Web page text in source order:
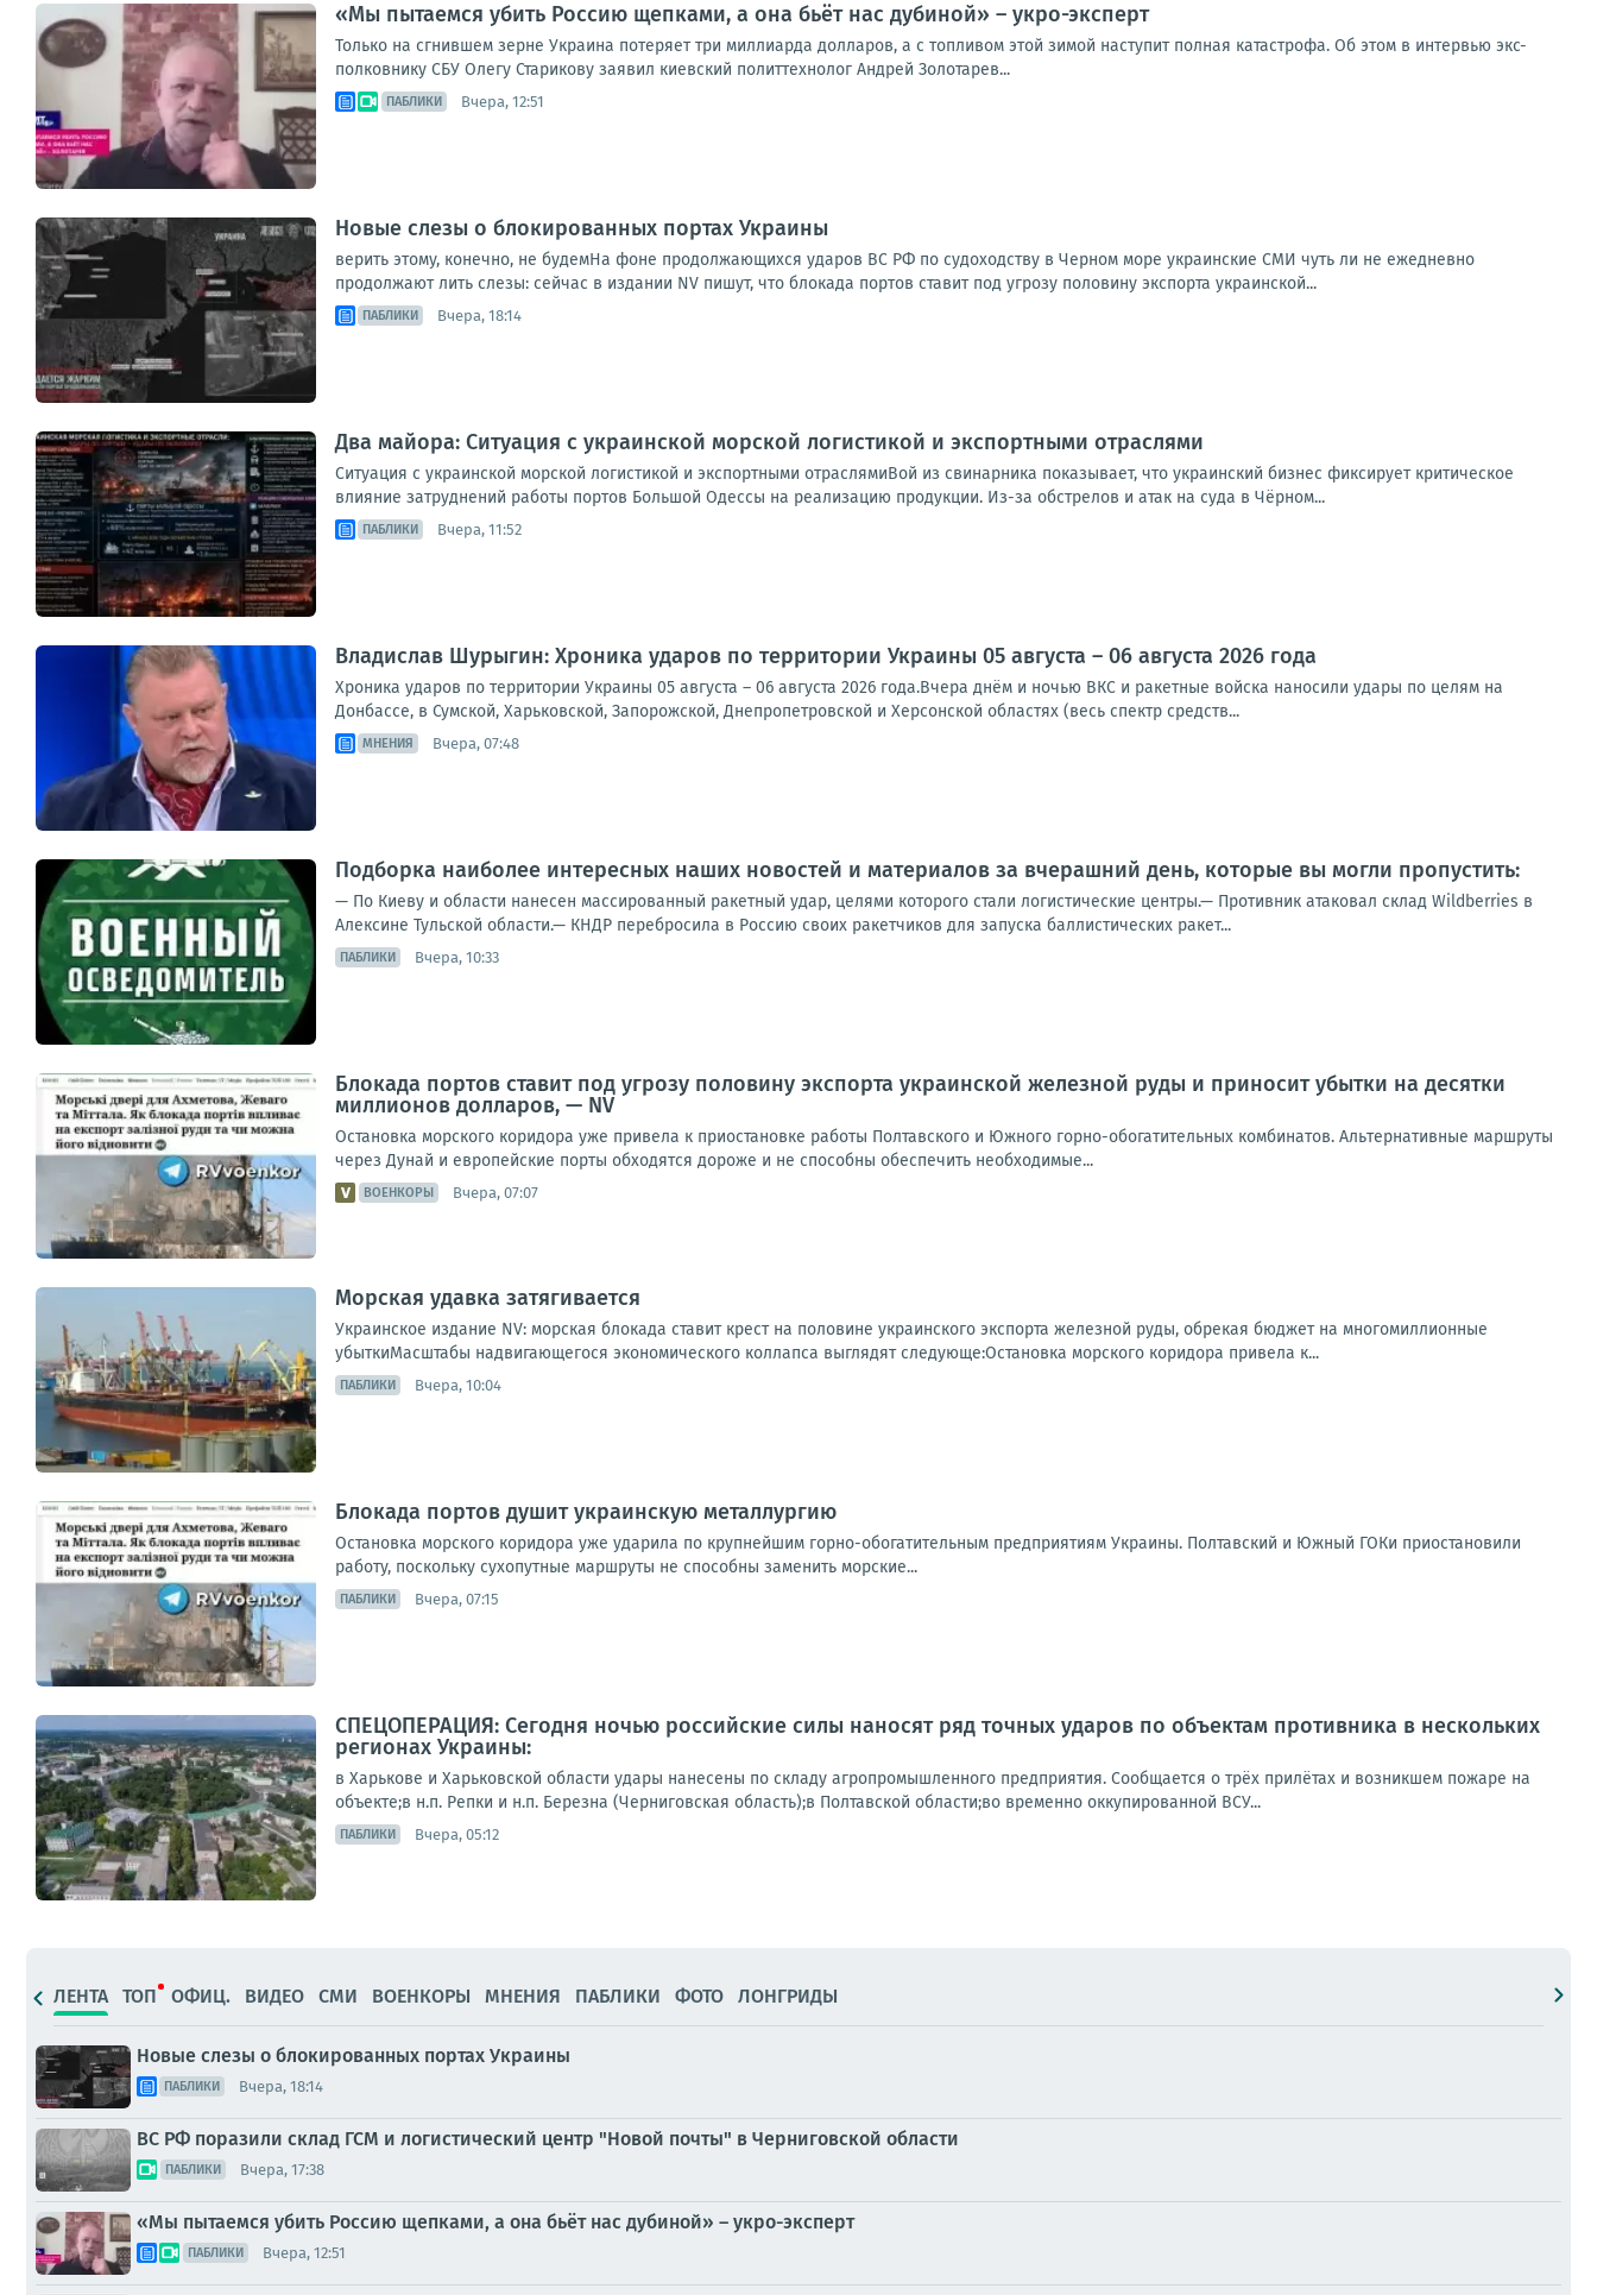
«Мы пытаемся убить Россию щепками, а она бьёт нас дубиной» – укро-эксперт
Только на сгнившем зерне Украина потеряет три миллиарда долларов, а с топливом этой зимой наступит полная катастрофа. Об этом в интервью экс-
полковнику СБУ Олегу Старикову заявил киевский политтехнолог Андрей Золотарев...
ПАБЛИКИ Вчера, 12:51
Новые слезы о блокированных портах Украины
верить этому, конечно, не будемНа фоне продолжающихся ударов ВС РФ по судоходству в Черном море украинские СМИ чуть ли не ежедневно
продолжают лить слезы: сейчас в издании NV пишут, что блокада портов ставит под угрозу половину экспорта украинской...
ПАБЛИКИ Вчера, 18:14
Два майора: Ситуация с украинской морской логистикой и экспортными отраслями
Ситуация с украинской морской логистикой и экспортными отраслямиВой из свинарника показывает, что украинский бизнес фиксирует критическое
влияние затруднений работы портов Большой Одессы на реализацию продукции. Из-за обстрелов и атак на суда в Чёрном...
ПАБЛИКИ Вчера, 11:52
Владислав Шурыгин: Хроника ударов по территории Украины 05 августа – 06 августа 2026 года
Хроника ударов по территории Украины 05 августа – 06 августа 2026 года.Вчера днём и ночью ВКС и ракетные войска наносили удары по целям на
Донбассе, в Сумской, Харьковской, Запорожской, Днепропетровской и Херсонской областях (весь спектр средств...
МНЕНИЯ Вчера, 07:48
Подборка наиболее интересных наших новостей и материалов за вчерашний день, которые вы могли пропустить:
— По Киеву и области нанесен массированный ракетный удар, целями которого стали логистические центры.— Противник атаковал склад Wildberries в
Алексине Тульской области.— КНДР перебросила в Россию своих ракетчиков для запуска баллистических ракет...
ПАБЛИКИ Вчера, 10:33
Блокада портов ставит под угрозу половину экспорта украинской железной руды и приносит убытки на десятки
миллионов долларов, — NV
Остановка морского коридора уже привела к приостановке работы Полтавского и Южного горно-обогатительных комбинатов. Альтернативные маршруты
через Дунай и европейские порты обходятся дороже и не способны обеспечить необходимые...
ВОЕНКОРЫ Вчера, 07:07
Морская удавка затягивается
Украинское издание NV: морская блокада ставит крест на половине украинского экспорта железной руды, обрекая бюджет на многомиллионные
убыткиМасштабы надвигающегося экономического коллапса выглядят следующе:Остановка морского коридора привела к...
ПАБЛИКИ Вчера, 10:04
Блокада портов душит украинскую металлургию
Остановка морского коридора уже ударила по крупнейшим горно-обогатительным предприятиям Украины. Полтавский и Южный ГОКи приостановили
работу, поскольку сухопутные маршруты не способны заменить морские...
ПАБЛИКИ Вчера, 07:15
СПЕЦОПЕРАЦИЯ: Сегодня ночью российские силы наносят ряд точных ударов по объектам противника в нескольких
регионах Украины:
в Харькове и Харьковской области удары нанесены по складу агропромышленного предприятия. Сообщается о трёх прилётах и возникшем пожаре на
объекте;в н.п. Репки и н.п. Березна (Черниговская область);в Полтавской области;во временно оккупированной ВСУ...
ПАБЛИКИ Вчера, 05:12
ЛЕНТА ТОП ОФИЦ. ВИДЕО СМИ ВОЕНКОРЫ МНЕНИЯ ПАБЛИКИ ФОТО ЛОНГРИДЫ
Новые слезы о блокированных портах Украины
ПАБЛИКИ Вчера, 18:14
ВС РФ поразили склад ГСМ и логистический центр "Новой почты" в Черниговской области
ПАБЛИКИ Вчера, 17:38
«Мы пытаемся убить Россию щепками, а она бьёт нас дубиной» – укро-эксперт
ПАБЛИКИ Вчера, 12:51